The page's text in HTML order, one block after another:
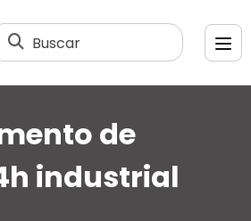
Buscar
de
industrial